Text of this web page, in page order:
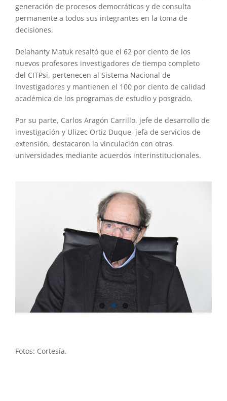
generación de procesos democráticos y de consulta
permanente a todos sus integrantes en la toma de
decisiones.
Delahanty Matuk resaltó que el 62 por ciento de los
nuevos profesores investigadores de tiempo completo
del CITPsi, pertenecen al Sistema Nacional de
Investigadores y mantienen el 100 por ciento de calidad
académica de los programas de estudio y posgrado.
Por su parte, Carlos Aragón Carrillo, jefe de desarrollo de
investigación y Ulizec Ortiz Duque, jefa de servicios de
extensión, destacaron la vinculación con otras
universidades mediante acuerdos interinstitucionales.
Fotos: Cortesía.